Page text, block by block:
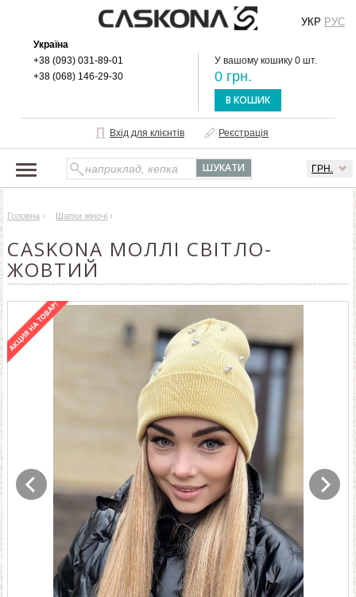
Україна
+38 (093) 031-89-01
+38 (068) 146-29-30
У вашому кошику 0 шт.
0 грн.
В КОШИК
Вхід для клієнтів Реєстрація
ГРН.
УКР РУС
ПРО БРЕНД
ДОСТАВКА І ОПЛАТА
ОПТОВИМ КЛІЄНТАМ
Головна › Шапки жіночі ›
CASKONA МОЛЛІ СВІТЛО-
ЖОВТИЙ